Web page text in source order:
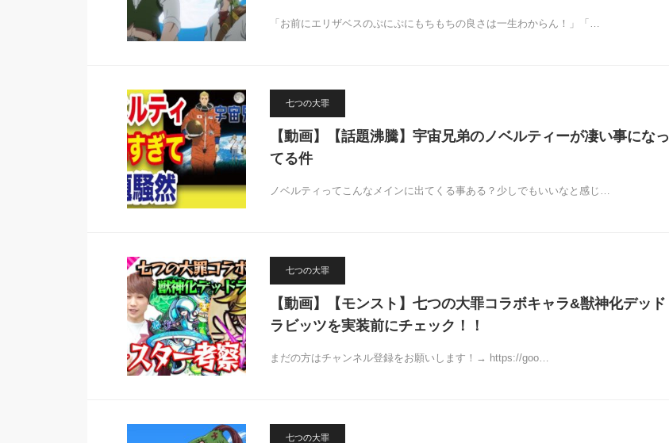
「お前にエリザベスのぷにぷにもちもちの良さは一生わからん！」「…
七つの大罪
【動画】【話題沸騰】宇宙兄弟のノベルティーが凄い事になっ
てる件
ノベルティってこんなメインに出てくる事ある？少しでもいいなと感じ…
七つの大罪
【動画】【モンスト】七つの大罪コラボキャラ&獣神化デッド
ラビッツを実装前にチェック！！
まだの方はチャンネル登録をお願いします！→ https://goo…
七つの大罪